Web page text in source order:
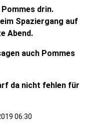
drin.
Spaziergang auf
Abend.
auch Pommes
da nicht fehlen für
06:30